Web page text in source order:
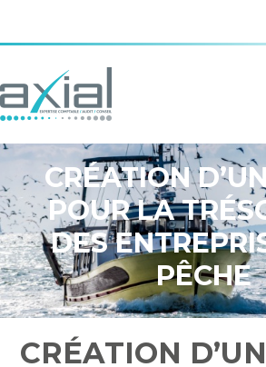
Aller
au
CRÉATION
POUR LA
DES
PÊCHE
CRÉATION